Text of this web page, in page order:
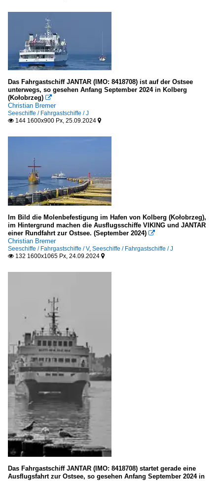
südlich Zadar
Meere, Seegebiete
Deutschland
Ostsee
Portugal
Atlantik
Seehäfen
Cuxhaven
Rostock-Warnemünde
Sassnitz
Portugal
Lissabon
Russland
St. Petersburg
Vereinigtes Königreich etc.
Gibraltar
Kirkwall
Seeschiffe
Fahrgastschiffe
Das Fahrgastschiff JANTAR (IMO: 8418708) ist auf der Ostsee
unterwegs, so gesehen Anfang September 2024 in Kolberg
(Kołobrzeg) 
Christian Bremer
Seeschiffe / Fahrgastschiffe / J
 144 1600x900 Px, 25.09.2024 
Im Bild die Molenbefestigung im Hafen von Kolberg (Kołobrzeg),
im Hintergrund machen die Ausflugsschiffe VIKING und JANTAR
einer Rundfahrt zur Ostsee. (September 2024) 
Christian Bremer
Seeschiffe / Fahrgastschiffe / V, Seeschiffe / Fahrgastschiffe / J
 132 1600x1065 Px, 24.09.2024 
Das Fahrgastschiff JANTAR (IMO: 8418708) startet gerade eine
Ausflugsfahrt zur Ostsee, so gesehen Anfang September 2024 in